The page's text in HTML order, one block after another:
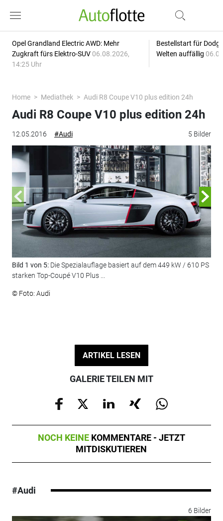
Opel Grandland Electric AWD: Mehr
Zugkraft fürs Elektro-SUV 06.08.2026,
14:25 Uhr
Bestellstart für
Welten auffällig
Home Mediathek Audi R8 Coupe V10 plus edition 24h
12.05.2016 #Audi 5 Bilder
Audi R8 Coupe V10 plus edition 24h
Bild 1 von 5: Die Spezialauflage basiert auf dem 449 kW / 610 PS
starken Top-Coupé V10 Plus ...
© Foto: Audi
ARTIKEL LESEN
GALERIE TEILEN MIT
NOCH KEINE KOMMENTARE - JETZT
MITDISKUTIEREN
#Audi
6 Bilder